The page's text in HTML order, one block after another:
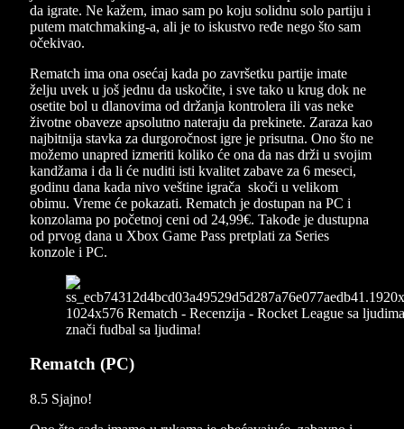
da igrate. Ne kažem, imao sam po koju solidnu solo partiju i
putem matchmaking-a, ali je to iskustvo ređe nego što sam
očekivao.
Rematch ima ona osećaj kada po završetku partije imate
želju uvek u još jednu da uskočite, i sve tako u krug dok ne
osetite bol u dlanovima od držanja kontrolera ili vas neke
životne obaveze apsolutno nateraju da prekinete. Zaraza kao
najbitnija stavka za durgoročnost igre je prisutna. Ono što ne
možemo unapred izmeriti koliko će ona da nas drži u svojim
kandžama i da li će nuditi isti kvalitet zabave za 6 meseci,
godinu dana kada nivo veštine igrača skoči u velikom
obimu. Vreme će pokazati. Rematch je dostupan na PC i
konzolama po početnoj ceni od 24,99€. Takođe je dustupna
od prvog dana u Xbox Game Pass pretplati za Series
konzole i PC.
Rematch (PC)
8.5 Sjajno!